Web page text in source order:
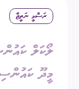
ރަސްމީ ނަތީޖާ
މީދޫ